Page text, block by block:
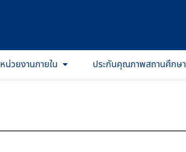
หน่วยงานภายใน ประกันคุณภาพสถานศึกษา